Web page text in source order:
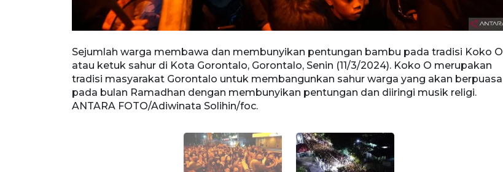
Sejumlah warga membawa dan membunyikan pentungan bambu pada tradisi Koko O
atau ketuk sahur di Kota Gorontalo, Gorontalo, Senin (11/3/2024). Koko O merupakan
tradisi masyarakat Gorontalo untuk membangunkan sahur warga yang akan berpuasa
pada bulan Ramadhan dengan membunyikan pentungan dan diiringi musik religi.
ANTARA FOTO/Adiwinata Solihin/foc.